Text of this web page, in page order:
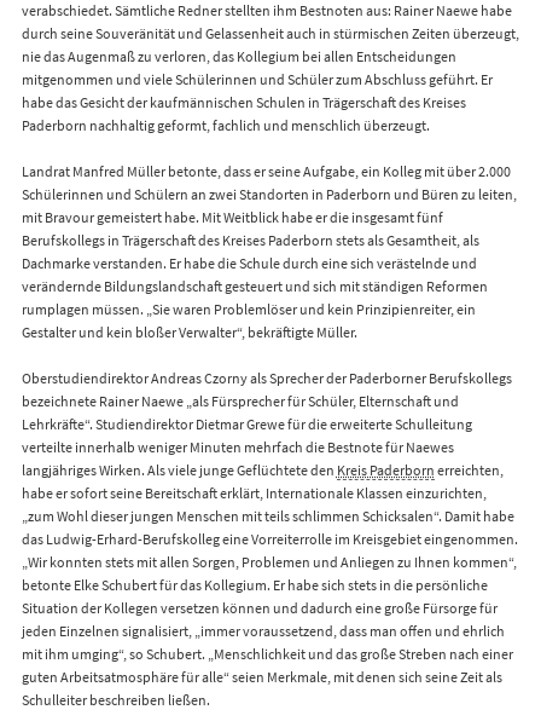
verabschiedet. Sämtliche Redner stellten ihm Bestnoten aus: Rainer Naewe habe
durch seine Souveränität und Gelassenheit auch in stürmischen Zeiten überzeugt,
nie das Augenmaß zu verloren, das Kollegium bei allen Entscheidungen
mitgenommen und viele Schülerinnen und Schüler zum Abschluss geführt. Er
habe das Gesicht der kaufmännischen Schulen in Trägerschaft des Kreises
Paderborn nachhaltig geformt, fachlich und menschlich überzeugt.
Landrat Manfred Müller betonte, dass er seine Aufgabe, ein Kolleg mit über 2.000
Schülerinnen und Schülern an zwei Standorten in Paderborn und Büren zu leiten,
mit Bravour gemeistert habe. Mit Weitblick habe er die insgesamt fünf
Berufskollegs in Trägerschaft des Kreises Paderborn stets als Gesamtheit, als
Dachmarke verstanden. Er habe die Schule durch eine sich verästelnde und
verändernde Bildungslandschaft gesteuert und sich mit ständigen Reformen
rumplagen müssen. „Sie waren Problemlöser und kein Prinzipienreiter, ein
Gestalter und kein bloßer Verwalter“, bekräftigte Müller.
Oberstudiendirektor Andreas Czorny als Sprecher der Paderborner Berufskollegs
bezeichnete Rainer Naewe „als Fürsprecher für Schüler, Elternschaft und
Lehrkräfte“. Studiendirektor Dietmar Grewe für die erweiterte Schulleitung
verteilte innerhalb weniger Minuten mehrfach die Bestnote für Naewes
langjähriges Wirken. Als viele junge Geflüchtete den Kreis Paderborn erreichten,
habe er sofort seine Bereitschaft erklärt, Internationale Klassen einzurichten,
„zum Wohl dieser jungen Menschen mit teils schlimmen Schicksalen“. Damit habe
das Ludwig-Erhard-Berufskolleg eine Vorreiterrolle im Kreisgebiet eingenommen.
„Wir konnten stets mit allen Sorgen, Problemen und Anliegen zu Ihnen kommen“,
betonte Elke Schubert für das Kollegium. Er habe sich stets in die persönliche
Situation der Kollegen versetzen können und dadurch eine große Fürsorge für
jeden Einzelnen signalisiert, „immer voraussetzend, dass man offen und ehrlich
mit ihm umging“, so Schubert. „Menschlichkeit und das große Streben nach einer
guten Arbeitsatmosphäre für alle“ seien Merkmale, mit denen sich seine Zeit als
Schulleiter beschreiben ließen.